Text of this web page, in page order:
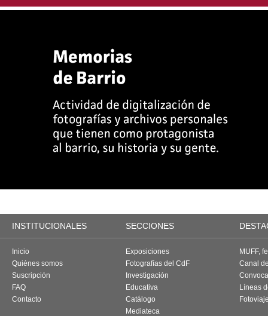
INSTITUCIONALES SECCIONES
Inicio
Quiénes somos
Suscripción
FAQ
Contacto
Exposiciones
Fotografías del CdF
Investigación
Educativa
Catálogo
Mediateca
MUFF,
Canal
Líneas